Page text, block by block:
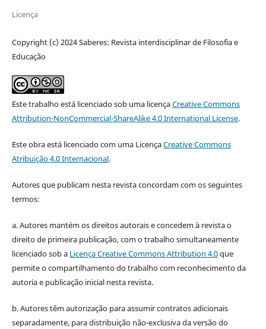
Licença
Copyright (c) 2024 Saberes: Revista interdisciplinar de Filosofia e
Educação
Este trabalho está licenciado sob uma licençaCreative Commons
Attribution-NonCommercial-ShareAlike 4.0 International License.
Este obra está licenciado com uma LicençaCreative Commons
Atribuição 4.0 Internacional.
Autores que publicam nesta revista concordam com os seguintes
termos:
a. Autores mantém os direitos autorais e concedem à revista o
direito de primeira publicação, com o trabalho simultaneamente
licenciado sob a Licença Creative Commons Attribution 4.0que
permite o compartilhamento do trabalho com reconhecimento da
autoria e publicação inicial nesta revista.
b. Autores têm autorização para assumir contratos adicionais
separadamente, para distribuição não-exclusiva da versão do